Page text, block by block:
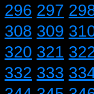
296 297
308 309
320 321
332 333